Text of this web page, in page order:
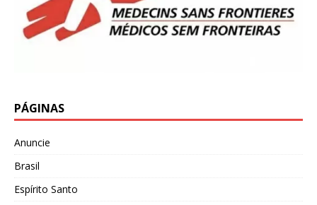
PÁGINAS
Anuncie
Brasil
Espírito Santo